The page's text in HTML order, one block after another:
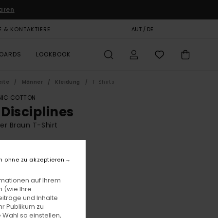
& KONTAKTIERE AUT / DE
LOOKBOOK
Männer Kleidung T-Shirts
COTTON
Braun T-Shirt
63%
RABATT EXTRA 25 %
auf Ihrem
(wie Ihre
und Inhalte
Publikum zu
so einstellen,
ohne zu akzeptieren